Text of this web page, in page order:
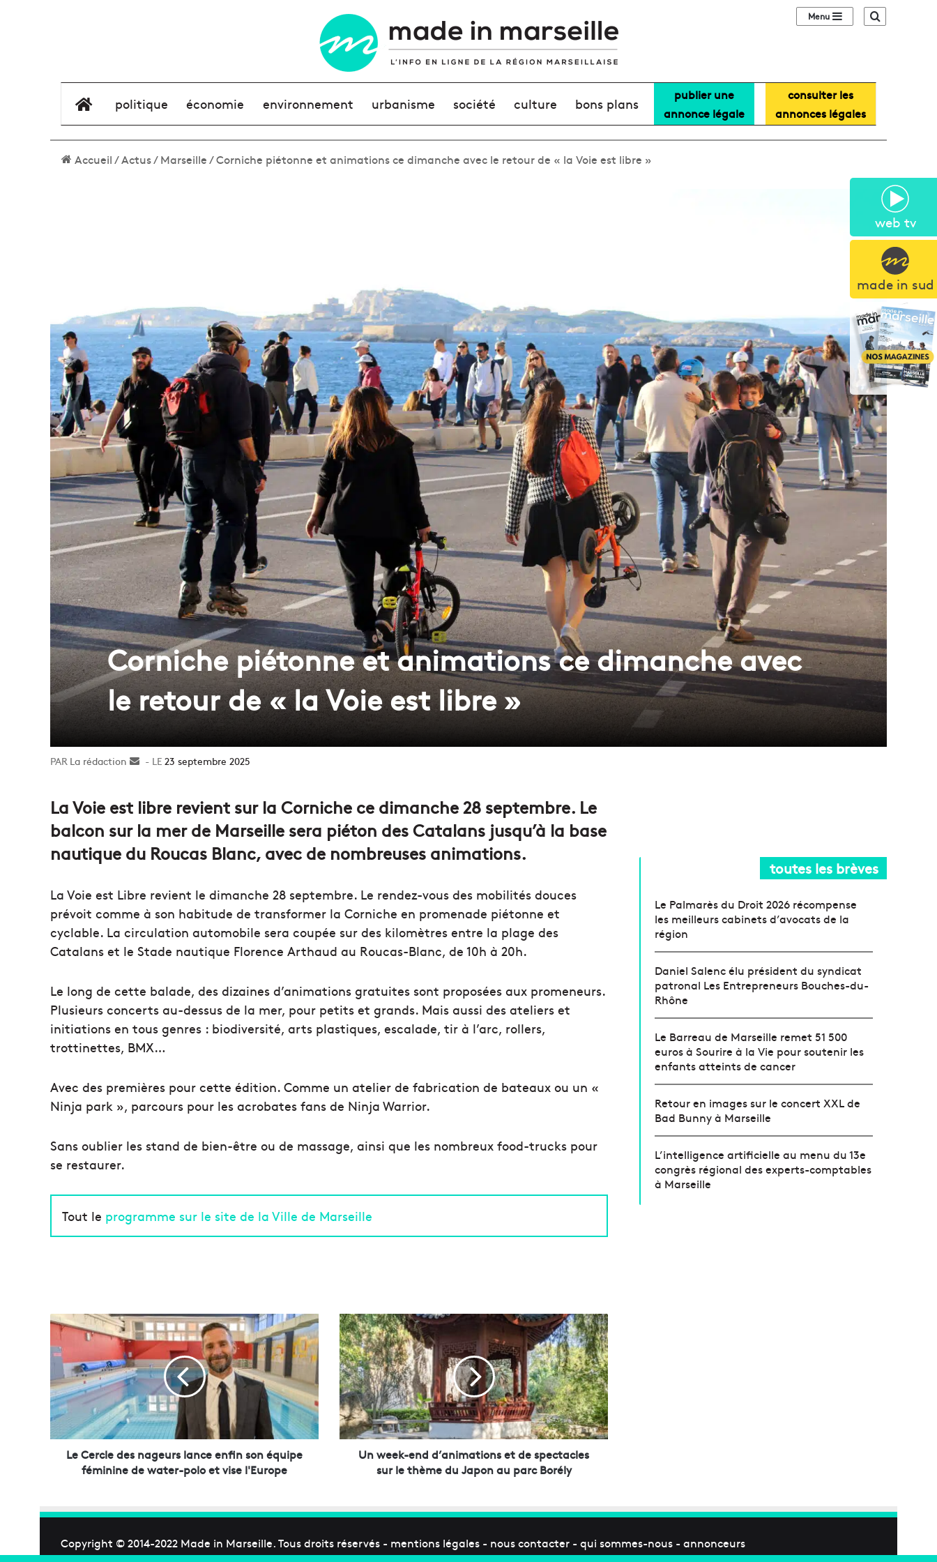
web tv
made in sud
Sidebar (barre
élément de menu
politique économie environnement urbanisme société culture bons plans
publier une
annonce légale
consulter les
annonces légales
Accueil/Actus/Marseille/Corniche piétonne et animations ce dimanche avec le retour de « la Voie est libre »
Corniche piétonne et animations ce dimanche avec
le retour de « la Voie est libre »
La rédaction
Envoyer23 septembre 2025
La Voie est libre revient sur la Corniche ce dimanche 28 septembre. Le
balcon sur la mer de Marseille sera piéton des Catalans jusqu’à la base
nautique du Roucas Blanc, avec de nombreuses animations.
La Voie est Libre revient le dimanche 28 septembre. Le rendez-vous des mobilités douces
prévoit comme à son habitude de transformer la Corniche en promenade piétonne et
cyclable. La circulation automobile sera coupée sur des kilomètres entre la plage des
Catalans et le Stade nautique Florence Arthaud au Roucas-Blanc, de 10h à 20h.
Le long de cette balade, des dizaines d’animations gratuites sont proposées aux promeneurs.
Plusieurs concerts au-dessus de la mer, pour petits et grands. Mais aussi des ateliers et
initiations en tous genres : biodiversité, arts plastiques, escalade, tir à l’arc, rollers,
trottinettes, BMX…
Avec des premières pour cette édition. Comme un atelier de fabrication de bateaux ou un «
Ninja park », parcours pour les acrobates fans de Ninja Warrior.
Sans oublier les stand de bien-être ou de massage, ainsi que les nombreux food-trucks pour
se restaurer.
Tout le programme sur le site de la Ville de Marseille
L
C
r
c
l
e
d
g
r
Le Cercle des nageurs lance enfin son équipe
féminine de water-polo et vise l'Europe
U
n
w
e
e
k
-
e
n
n
m
a
Un week-end d’animations et de spectacles
sur le thème du Japon au parc Borély
toutes les brèves
Le Palmarès du Droit 2026 récompense
les meilleurs cabinets d’avocats de la
région
Daniel Salenc élu président du syndicat
patronal Les Entrepreneurs Bouches-du-
Rhône
Le Barreau de Marseille remet 51 500
euros à Sourire à la Vie pour soutenir les
enfants atteints de cancer
Retour en images sur le concert XXL de
Bad Bunny à Marseille
L’intelligence artificielle au menu du 13e
congrès régional des experts-comptables
à Marseille
Copyright © 2014-2022 Made in Marseille. Tous droits réservés - mentions légales - nous contacter - qui sommes-nous - annonceurs